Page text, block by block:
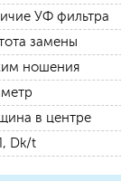
УФ фильтра
замены
ношения
в центре
Dk/t